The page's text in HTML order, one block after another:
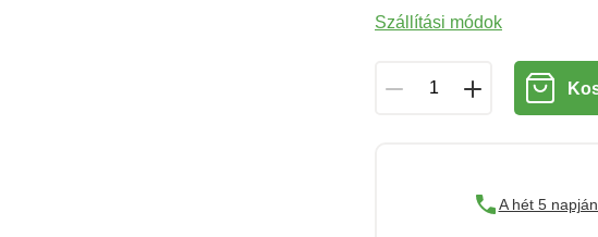
Szállítási módok
A hét 5